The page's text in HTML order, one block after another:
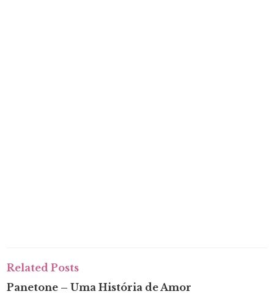
Related Posts
Panetone – Uma História de Amor